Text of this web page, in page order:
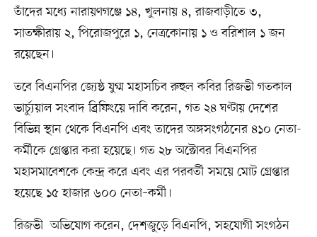
তাঁদের মধ্যে নারায়ণগঞ্জে ১৪, খুলনায় ৪, রাজবাড়ীতে ৩,
সাতক্ষীরায় ২, পিরোজপুরে ১, নেত্রকোনায় ১ ও বরিশাল ১ জন
রয়েছেন।
তবে বিএনপির জ্যেষ্ঠ যুগ্ম মহাসচিব রুহুল কবির রিজভী গতকাল
ভার্চ্যুয়াল সংবাদ ব্রিফিংয়ে দাবি করেন, গত ২৪ ঘণ্টায় দেশের
বিভিন্ন স্থান থেকে বিএনপি এবং তাদের অঙ্গসংগঠনের ৪১০ নেতা-
কর্মীকে গ্রেপ্তার করা হয়েছে। গত ২৮ অক্টোবর বিএনপির
মহাসমাবেশকে কেন্দ্র করে এবং এর পরবর্তী সময়ে মোট গ্রেপ্তার
হয়েছে ১৫ হাজার ৬০০ নেতা–কর্মী।
রিজভী অভিযোগ করেন, দেশজুড়ে বিএনপি, সহযোগী সংগঠন